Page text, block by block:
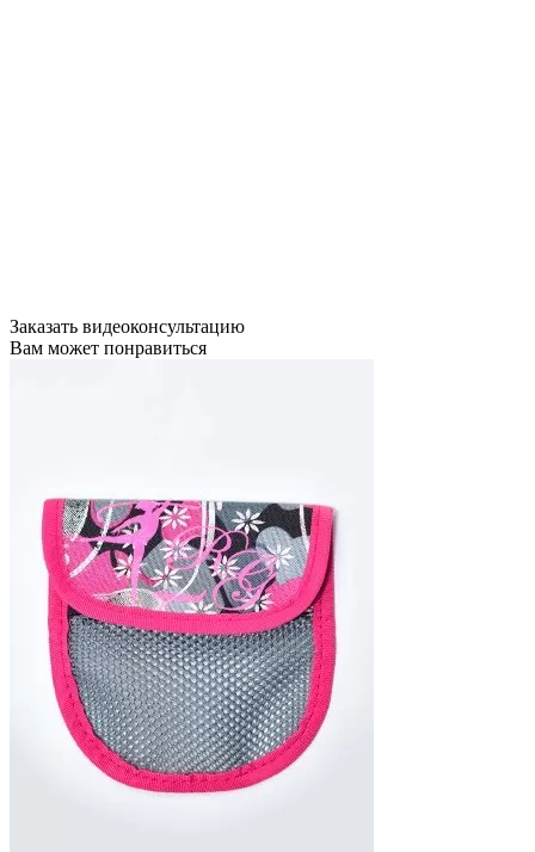
Заказать видеоконсультацию
Вам может понравиться